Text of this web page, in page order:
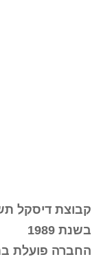
קבוצת דיסקל
בשנת 1989